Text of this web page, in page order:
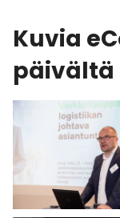
Kuvia
päivältä